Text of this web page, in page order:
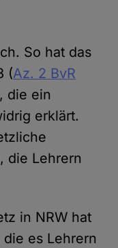
So hat das
(Az. 2 BvR
die ein
erklärt.
die Lehrern
in NRW hat
es Lehrern